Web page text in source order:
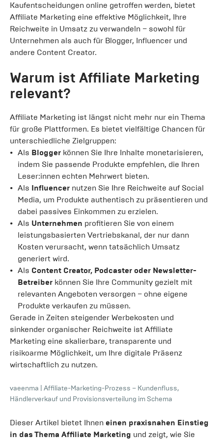
Kaufentscheidungen online getroffen werden, bietet
Affiliate Marketing eine effektive Möglichkeit, Ihre
Reichweite in Umsatz zu verwandeln – sowohl für
Unternehmen als auch für Blogger, Influencer und
andere Content Creator.
Warum ist Affiliate Marketing
relevant?
Affiliate Marketing ist längst nicht mehr nur ein Thema
für große Plattformen. Es bietet vielfältige Chancen für
unterschiedliche Zielgruppen:
Als Blogger können Sie Ihre Inhalte monetarisieren,
indem Sie passende Produkte empfehlen, die Ihren
Leser:innen echten Mehrwert bieten.
Als Influencer nutzen Sie Ihre Reichweite auf Social
Media, um Produkte authentisch zu präsentieren und
dabei passives Einkommen zu erzielen.
Als Unternehmen profitieren Sie von einem
leistungsbasierten Vertriebskanal, der nur dann
Kosten verursacht, wenn tatsächlich Umsatz
generiert wird.
Als Content Creator, Podcaster oder Newsletter-
Betreiber können Sie Ihre Community gezielt mit
relevanten Angeboten versorgen – ohne eigene
Produkte verkaufen zu müssen.
Gerade in Zeiten steigender Werbekosten und
sinkender organischer Reichweite ist Affiliate
Marketing eine skalierbare, transparente und
risikoarme Möglichkeit, um Ihre digitale Präsenz
wirtschaftlich zu nutzen.
vaeenma
Affiliate-Marketing-Prozess – Kundenfluss,
Händlerverkauf und Provisionsverteilung im Schema
Dieser Artikel bietet Ihnen einen praxisnahen Einstieg
in das Thema Affiliate Marketing und zeigt, wie Sie